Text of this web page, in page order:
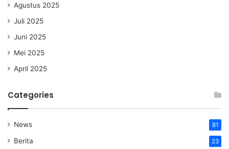
Agustus 2025
Juli 2025
Juni 2025
Mei 2025
April 2025
Categories
News 81
Berita 23